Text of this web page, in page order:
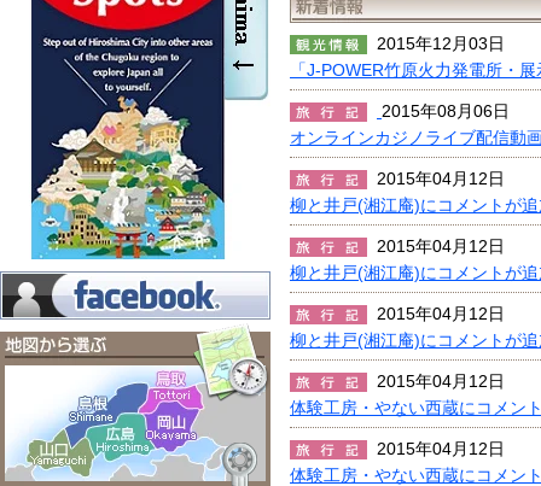
2015年12月03日
「J-POWER竹原火力発電所・
2015年08月06日
オンラインカジノライブ配信動
2015年04月12日
柳と井戸(湘江庵)にコメントが
2015年04月12日
柳と井戸(湘江庵)にコメントが
2015年04月12日
柳と井戸(湘江庵)にコメントが
2015年04月12日
体験工房・やない西蔵にコメン
2015年04月12日
体験工房・やない西蔵にコメン